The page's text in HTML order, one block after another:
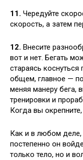
11. Чередуйте
скорость, а затем
12. Внесите
вот и нет. Бегать
стараясь коснуться
общем, главное —
меняя манеру бега,
тренировки и
Когда вы
Как и в любом деле,
постепенно он
только тело, но и